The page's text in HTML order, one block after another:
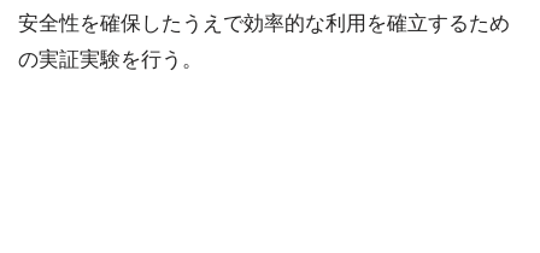
安全性を確保したうえで効率的な利用を確立するため
の実証実験を行う。